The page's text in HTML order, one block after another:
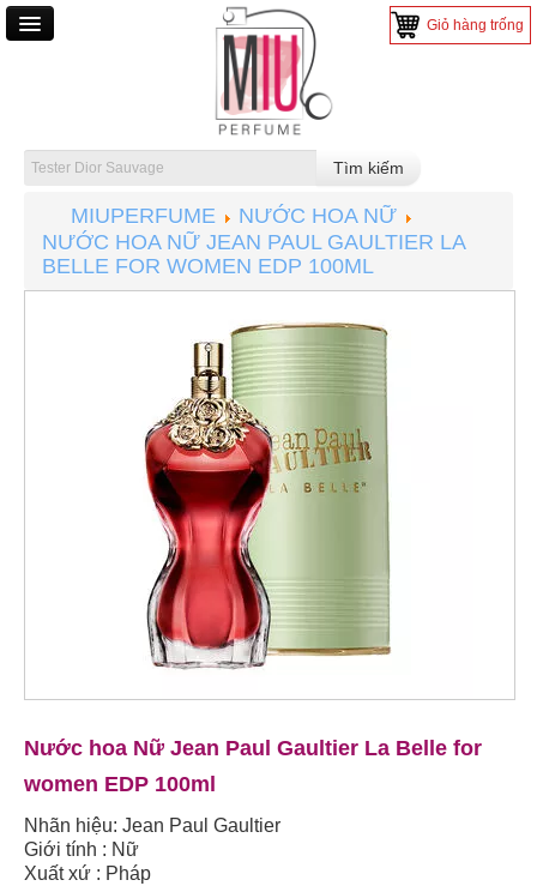
Giỏ hàng trống
NƯỚC HOA NAM
NƯỚC HOA NỮ
NƯỚC HOA MINI
MIUPERFUME
NƯỚC HOA NỮ
NƯỚC HOA NỮ JEAN PAUL GAULTIER LA
BELLE FOR WOMEN EDP 100ML
Nước hoa Nữ Jean Paul Gaultier La Belle for
women EDP 100ml
Nhãn hiệu: Jean Paul Gaultier
Giới tính : Nữ
Xuất xứ : Pháp